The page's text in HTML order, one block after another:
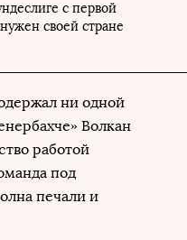
с первой
своей стране
ни одной
Волкан
работой
под
печали и